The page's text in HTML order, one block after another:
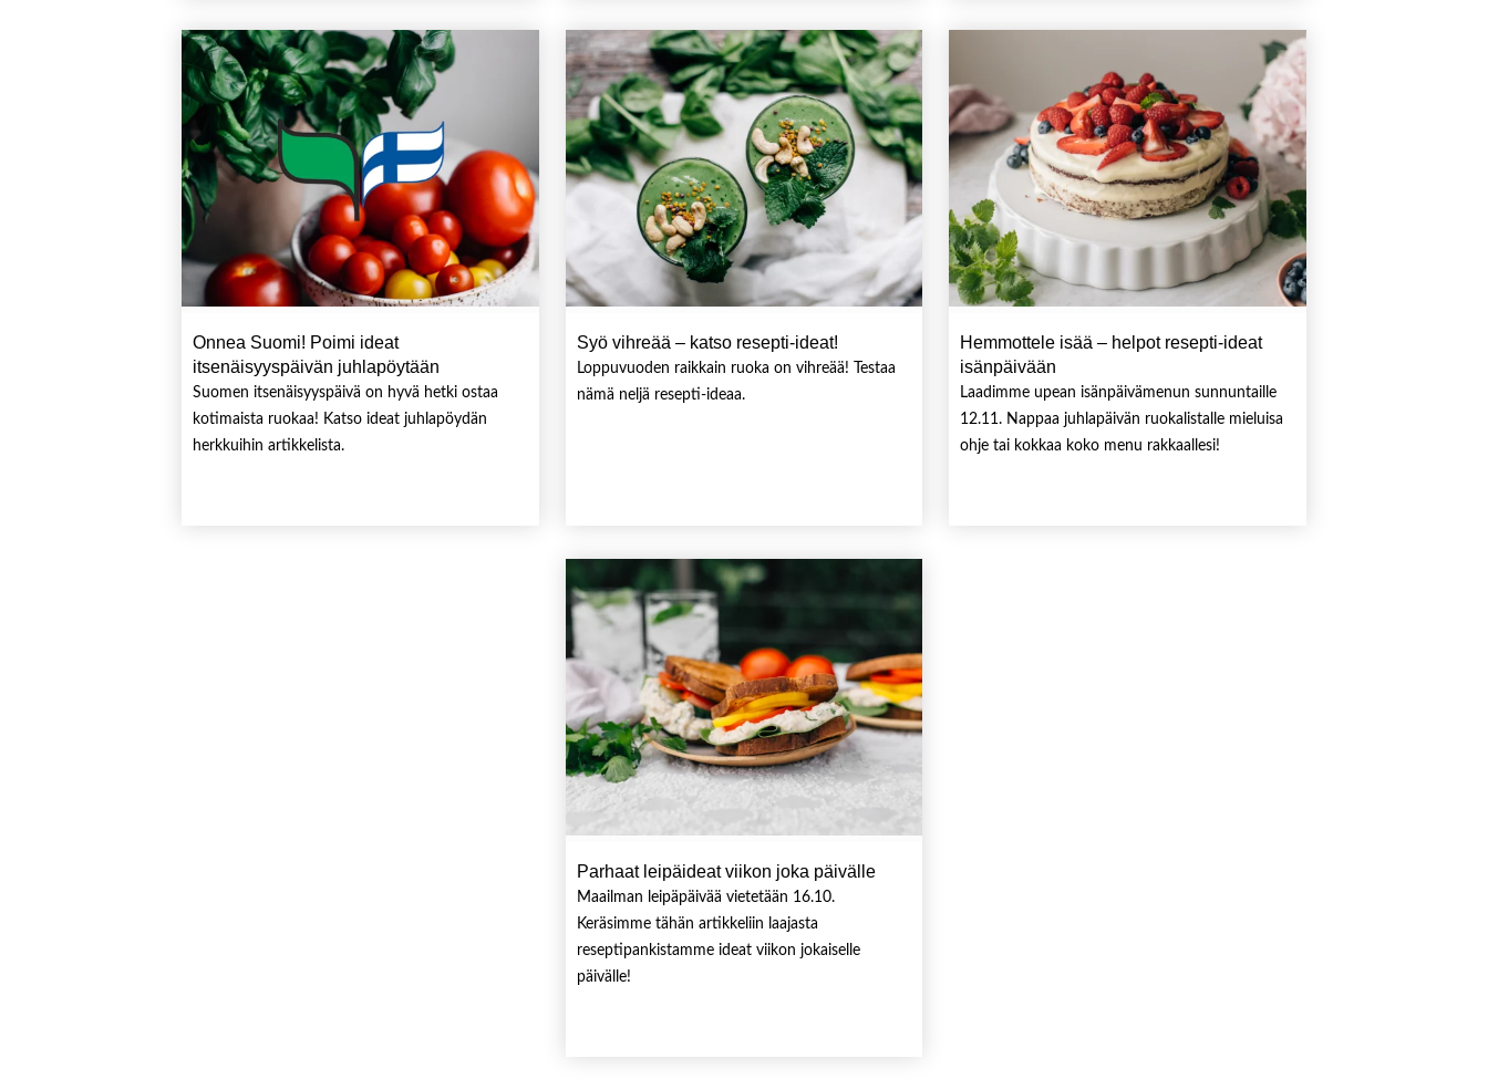
Onnea Suomi! Poimi ideat
itsenäisyyspäivän juhlapöytään
Suomen itsenäisyyspäivä on hyvä hetki ostaa
kotimaista ruokaa! Katso ideat juhlapöydän
herkkuihin artikkelista.
Syö vihreää – katso resepti-ideat!
Loppuvuoden raikkain ruoka on vihreää! Testaa
nämä neljä resepti-ideaa.
Hemmottele isää – helpot resepti-ideat
isänpäivään
Laadimme upean isänpäivämenun sunnuntaille
12.11. Nappaa juhlapäivän ruokalistalle mieluisa
ohje tai kokkaa koko menu rakkaallesi!
Parhaat leipäideat viikon joka päivälle
Maailman leipäpäivää vietetään 16.10.
Keräsimme tähän artikkeliin laajasta
reseptipankistamme ideat viikon jokaiselle
päivälle!